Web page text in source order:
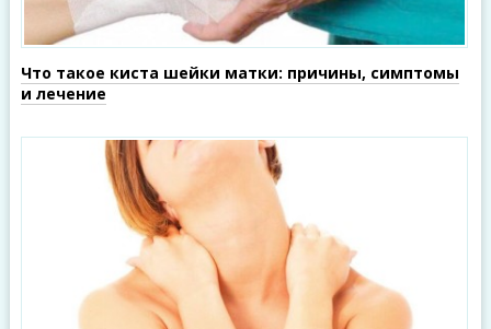
Что такое киста шейки матки: причины, симптомы
и лечение